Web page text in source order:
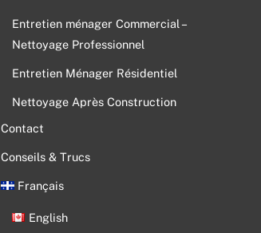
Entretien ménager Commercial –
Nettoyage Professionnel
Entretien Ménager Résidentiel
Nettoyage Après Construction
Contact
Conseils & Trucs
Français
English